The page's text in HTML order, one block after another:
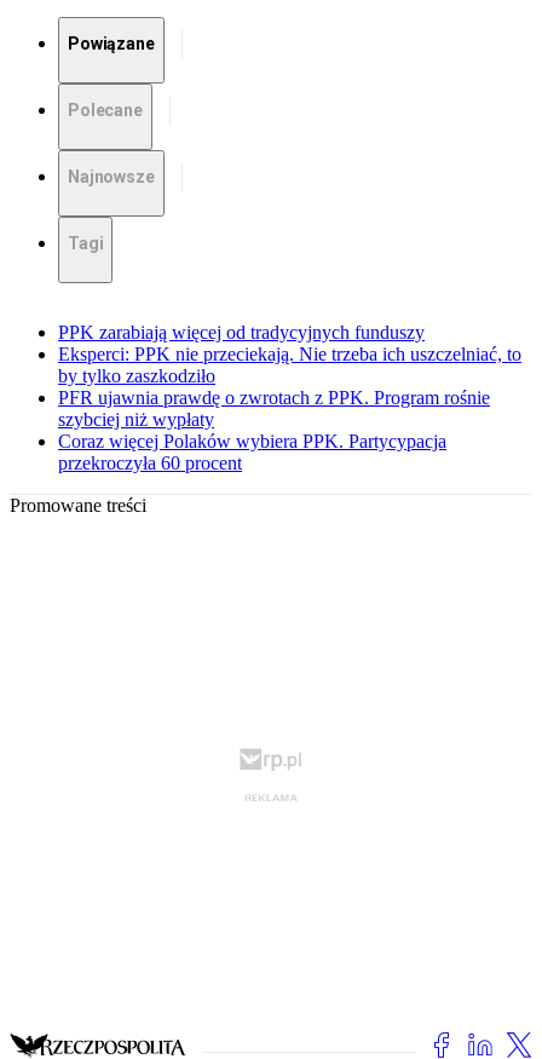
Powiązane
Polecane
Najnowsze
Tagi
PPK zarabiają więcej od tradycyjnych funduszy
Eksperci: PPK nie przeciekają. Nie trzeba ich uszczelniać, to
by tylko zaszkodziło
PFR ujawnia prawdę o zwrotach z PPK. Program rośnie
szybciej niż wypłaty
Coraz więcej Polaków wybiera PPK. Partycypacja
przekroczyła 60 procent
Promowane treści